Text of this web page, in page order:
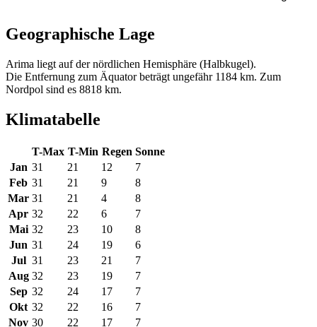
Geographische Lage
Arima liegt auf der nördlichen Hemisphäre (Halbkugel).
Die Entfernung zum Äquator beträgt ungefähr 1184 km. Zum
Nordpol sind es 8818 km.
Klimatabelle
T-Max T-Min Regen Sonne
Jan 31 21 12
7
Feb 31 21 9
8
Mar 31 21 4
8
Apr 32 22 6
7
Mai 32 23 10
8
Jun 31 24 19
6
Jul 31 23 21
7
Aug 32 23 19
7
Sep 32 24 17
7
Okt 32 22 16
7
Nov 30 22 17 7